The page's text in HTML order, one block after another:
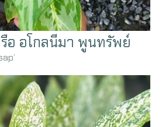
อ อโกลนีมา พูนทรัพย์